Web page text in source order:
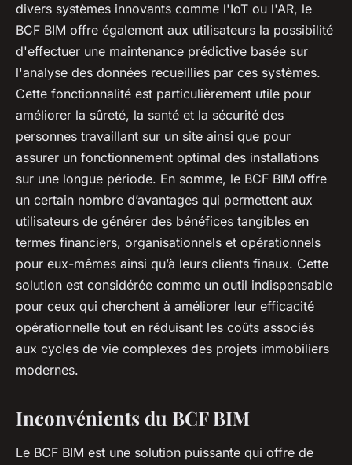
divers systèmes innovants comme l'IoT ou l'AR, le
BCF BIM offre également aux utilisateurs la possibilité
d'effectuer une maintenance prédictive basée sur
l'analyse des données recueillies par ces systèmes.
Cette fonctionnalité est particulièrement utile pour
améliorer la sûreté, la santé et la sécurité des
personnes travaillant sur un site ainsi que pour
assurer un fonctionnement optimal des installations
sur une longue période. En somme, le BCF BIM offre
un certain nombre d’avantages qui permettent aux
utilisateurs de générer des bénéfices tangibles en
termes financiers, organisationnels et opérationnels
pour eux-mêmes ainsi qu’à leurs clients finaux. Cette
solution est considérée comme un outil indispensable
pour ceux qui cherchent à améliorer leur efficacité
opérationnelle tout en réduisant les coûts associés
aux cycles de vie complexes des projets immobiliers
modernes.
Inconvénients du BCF BIM
Le BCF BIM est une solution puissante qui offre de